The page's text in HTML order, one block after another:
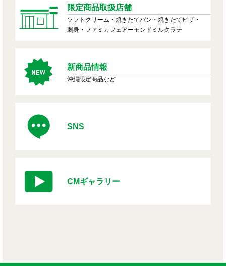
限定商品取扱店舗
ソフトクリーム・焼きたてパン・焼きたてピザ・
刺身・ファミカフェアーモンドミルクラテ
新商品情報
沖縄限定商品など
SNS
CMギャラリー